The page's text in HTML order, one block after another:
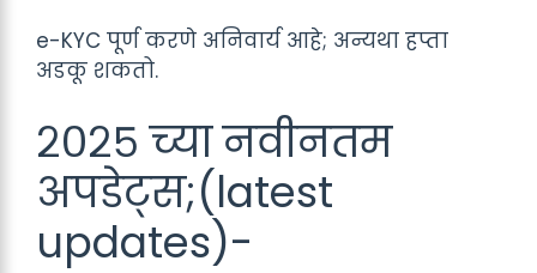
e-KYC पूर्ण करणे अनिवार्य आहे; अन्यथा हप्ता
अडकू शकतो.
२०२५ च्या नवीनतम
अपडेट्स;(latest
updates)-